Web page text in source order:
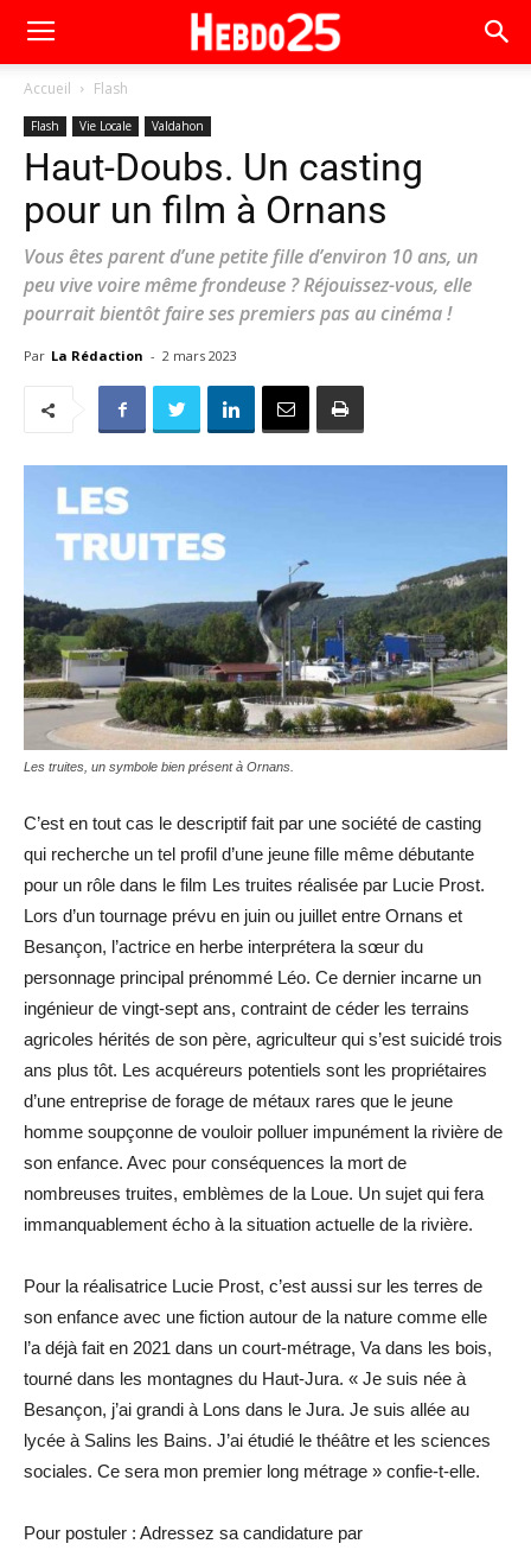
Accueil Flash
Flash Vie Locale Valdahon
Haut-Doubs. Un casting
pour un film à Ornans
Vous êtes parent d’une petite fille d’environ 10 ans, un
peu vive voire même frondeuse ? Réjouissez-vous, elle
pourrait bientôt faire ses premiers pas au cinéma !
Par La Rédaction - 2 mars 2023
Les truites, un symbole bien présent à Ornans.
C’est en tout cas le descriptif fait par une société de casting
qui recherche un tel profil d’une jeune fille même débutante
pour un rôle dans le film Les truites réalisée par Lucie Prost.
Lors d’un tournage prévu en juin ou juillet entre Ornans et
Besançon, l’actrice en herbe interprétera la sœur du
personnage principal prénommé Léo. Ce dernier incarne un
ingénieur de vingt-sept ans, contraint de céder les terrains
agricoles hérités de son père, agriculteur qui s’est suicidé trois
ans plus tôt. Les acquéreurs potentiels sont les propriétaires
d’une entreprise de forage de métaux rares que le jeune
homme soupçonne de vouloir polluer impunément la rivière de
son enfance. Avec pour conséquences la mort de
nombreuses truites, emblèmes de la Loue. Un sujet qui fera
immanquablement écho à la situation actuelle de la rivière.
Pour la réalisatrice Lucie Prost, c’est aussi sur les terres de
son enfance avec une fiction autour de la nature comme elle
l’a déjà fait en 2021 dans un court-métrage, Va dans les bois,
tourné dans les montagnes du Haut-Jura. « Je suis née à
Besançon, j’ai grandi à Lons dans le Jura. Je suis allée au
lycée à Salins les Bains. J’ai étudié le théâtre et les sciences
sociales. Ce sera mon premier long métrage » confie-t-elle.
Pour postuler : Adressez sa candidature par